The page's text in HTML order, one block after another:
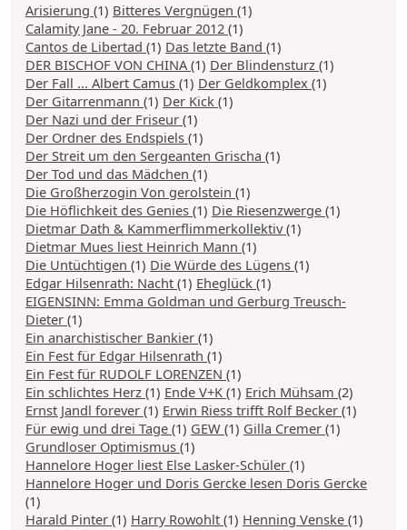
Arisierung (1) Bitteres Vergnügen (1)
Calamity Jane - 20. Februar 2012 (1)
Cantos de Libertad (1) Das letzte Band (1)
DER BISCHOF VON CHINA(1) Der Blindensturz (1)
Der Fall ... Albert Camus (1) Der Geldkomplex (1)
Der Gitarrenmann (1) Der Kick (1)
Der Nazi und der Friseur (1)
Der Ordner des Endspiels (1)
Der Streit um den Sergeanten Grischa (1)
Der Tod und das Mädchen (1)
Die Großherzogin Von gerolstein (1)
Die Höflichkeit des Genies (1) Die Riesenzwerge (1)
Dietmar Dath & Kammerflimmerkollektiv(1)
Dietmar Mues liest Heinrich Mann (1)
Die Untüchtigen (1) Die Würde des Lügens (1)
Edgar Hilsenrath: Nacht (1) Eheglück (1)
EIGENSINN: Emma Goldman und Gerburg Treusch-
Dieter (1)
Ein anarchistischer Bankier (1)
Ein Fest für Edgar Hilsenrath (1)
Ein Fest für RUDOLF LORENZEN (1)
Ein schlichtes Herz (1) Ende V+K (1) Erich Mühsam (2)
Ernst Jandl forever (1) Erwin Riess trifft Rolf Becker (1)
Für ewig und drei Tage (1) GEW (1) Gilla Cremer (1)
Grundloser Optimismus (1)
Hannelore Hoger liest Else Lasker-Schüler (1)
Hannelore Hoger und Doris Gercke lesen Doris Gercke
(1)
Harald Pinter (1) Harry Rowohlt (1) Henning Venske (1)